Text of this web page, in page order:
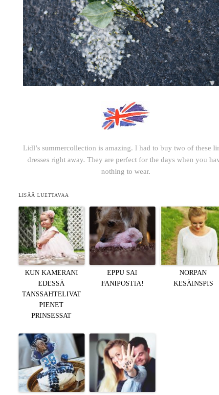
Lidl’s summercollection is amazing. I had to buy two of these
dresses right away. They are perfect for the days when you
nothing to wear.
LISÄÄ LUETTAVAA
KUN KAMERANI
EDESSÄ
TANSSAHTELIVAT
PIENET
PRINSESSAT
EPPU SAI
FANIPOSTIA!
NORPAN
KESÄINSPIS